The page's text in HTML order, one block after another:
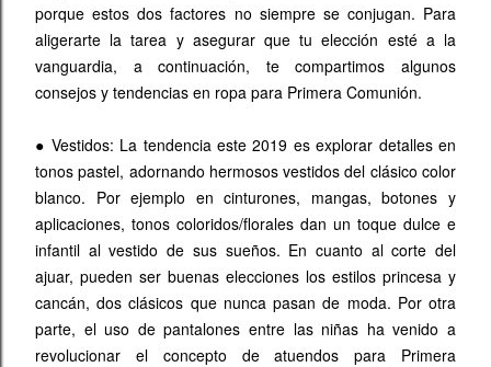
porque estos dos factores no siempre se conjugan. Para
aligerarte la tarea y asegurar que tu elección esté a la
vanguardia, a continuación, te compartimos algunos
consejos y tendencias en ropa para Primera Comunión.
● Vestidos: La tendencia este 2019 es explorar detalles en
tonos pastel, adornando hermosos vestidos del clásico color
blanco. Por ejemplo en cinturones, mangas, botones y
aplicaciones, tonos coloridos/florales dan un toque dulce e
infantil al vestido de sus sueños. En cuanto al corte del
ajuar, pueden ser buenas elecciones los estilos princesa y
cancán, dos clásicos que nunca pasan de moda. Por otra
parte, el uso de pantalones entre las niñas ha venido a
revolucionar el concepto de atuendos para Primera